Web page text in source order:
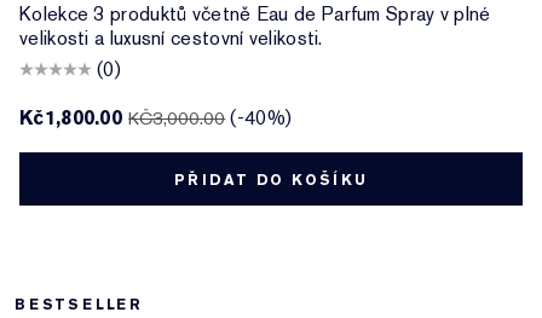
Kolekce 3 produktů včetně Eau de Parfum Spray v plné
velikosti a luxusní cestovní velikosti.
(0)
Kč1,800.00KČ3,000.00 (-40%)
PŘIDAT DO KOŠÍKU
BESTSELLER